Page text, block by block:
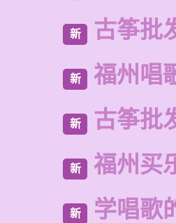
新 古筝批
新 福州唱
新 古筝批
新 福州买
新 学唱歌